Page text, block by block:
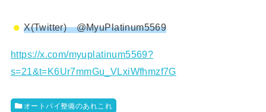
X(Twitter) @MyuPlatinum5569
https://x.com/myuplatinum5569?
s=21&t=K6Ur7mmGu_VLxiWfhmzf7G
オートバイ整備のあれこれ